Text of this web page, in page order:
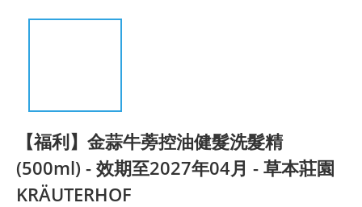
【福利】金蒜牛蒡控油健髮洗髮精
(500ml) - 效期至2027年04月 - 草本莊園
KRÄUTERHOF